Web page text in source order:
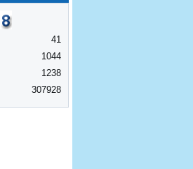
41
1044
1238
307928